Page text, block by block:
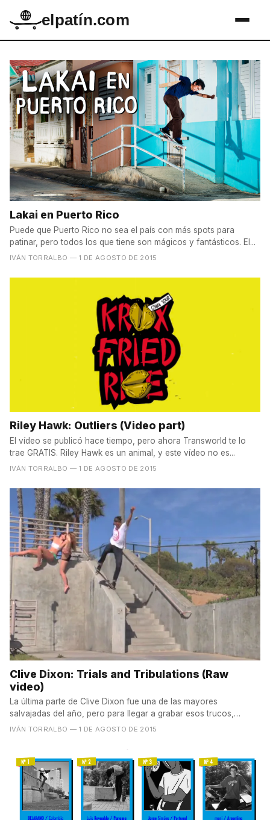
elpatín.com
Lakai en Puerto Rico
Puede que Puerto Rico no sea el país con más spots para
patinar, pero todos los que tiene son mágicos y fantásticos. El...
IVÁN TORRALBO — 1 DE AGOSTO DE 2015
Riley Hawk: Outliers (Video part)
El vídeo se publicó hace tiempo, pero ahora Transworld te lo
trae GRATIS. Riley Hawk es un animal, y este vídeo no es...
IVÁN TORRALBO — 1 DE AGOSTO DE 2015
Clive Dixon: Trials and Tribulations (Raw
video)
La última parte de Clive Dixon fue una de las mayores
salvajadas del año, pero para llegar a grabar esos trucos,
Clive...
IVÁN TORRALBO — 1 DE AGOSTO DE 2015